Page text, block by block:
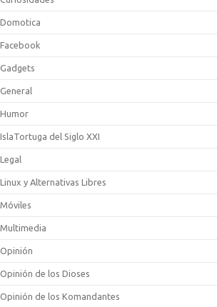
Domotica
Facebook
Gadgets
General
Humor
IslaTortuga del Siglo XXI
Legal
Linux y Alternativas Libres
Móviles
Multimedia
Opinión
Opinión de los Dioses
Opinión de los Komandantes